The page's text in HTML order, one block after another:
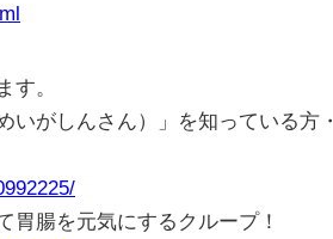
す。
がしんさん）」を知っている方・
腸を元気にするクループ！